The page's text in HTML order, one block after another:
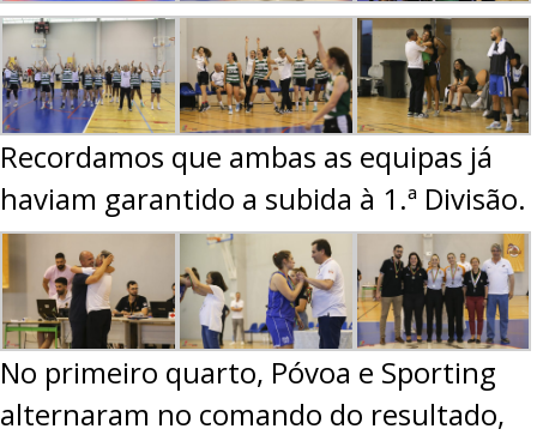
PROJETOS
LIGA BETCLIC MASCULINA
LIGA BETCLIC FEMININA
Recordamos que ambas as equipas já
haviam garantido a subida à 1.ª Divisão.
No primeiro quarto, Póvoa e Sporting
alternaram no comando do resultado,